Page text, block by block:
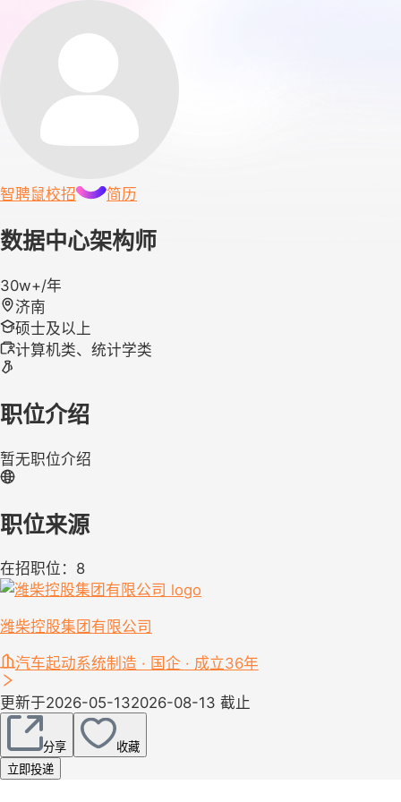
智聘鼠校招 简历
数据中心架构师
30w+/年
济南
硕士及以上
计算机类、统计学类
职位介绍
暂无职位介绍
职位来源
在招职位：8
潍柴控股集团有限公司
汽车起动系统制造 · 国企 · 成立36年
更新于2026-05-132026-08-13 截止
分享
收藏
立即投递